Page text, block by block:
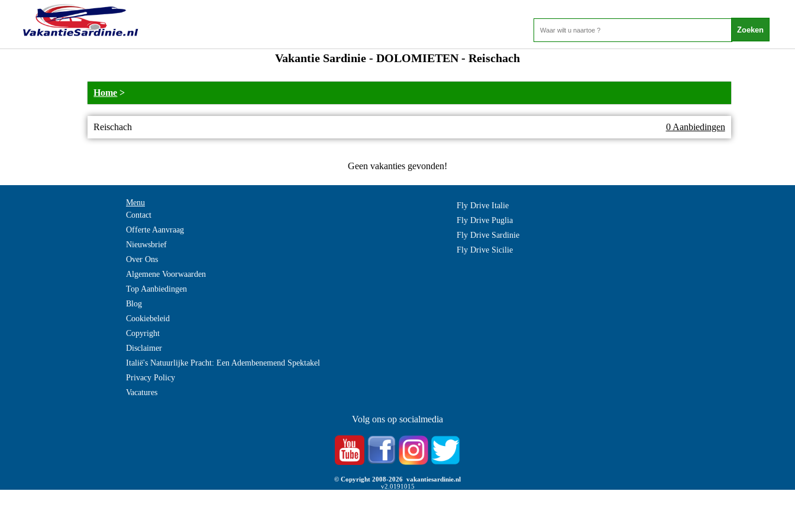
Vakantie Sardinie - DOLOMIETEN - Reischach
Home >
Reischach 0 Aanbiedingen
Geen vakanties gevonden!
Menu
Contact
Offerte Aanvraag
Nieuwsbrief
Over Ons
Algemene Voorwaarden
Top Aanbiedingen
Blog
Cookiebeleid
Copyright
Disclaimer
Italië's Natuurlijke Pracht: Een Adembenemend Spektakel
Privacy Policy
Vacatures
Fly Drive Italie
Fly Drive Puglia
Fly Drive Sardinie
Fly Drive Sicilie
Volg ons op socialmedia
© Copyright 2008-2026 vakantiesardinie.nl
v2.0191015